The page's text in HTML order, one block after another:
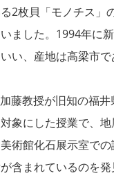
2枚貝「モノチス」
ました。1994年に
い、産地は高梁市
藤教授が旧知の福
象にした授業で、
術館化石展示室で
含まれているのを